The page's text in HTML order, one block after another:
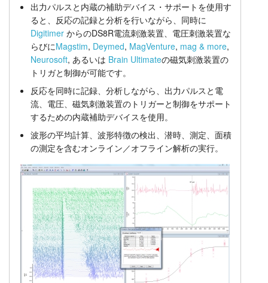
出力パルスと内蔵の補助デバイス・サポートを使用す
ると、反応の記録と分析を行いながら、同時に
DigitimerからのDS8R電流刺激装置、電圧刺激装置な
らびにMagstim, Deymed, MagVenture, mag & more,
Neurosoft, あるいは Brain Ultimateの磁気刺激装置の
トリガと制御が可能です。
反応を同時に記録、分析しながら、出力パルスと電
流、電圧、磁気刺激装置のトリガーと制御をサポート
するための内蔵補助デバイスを使用。
波形の平均計算、波形特徴の検出、潜時、測定、面積
の測定を含むオンライン／オフライン解析の実行。